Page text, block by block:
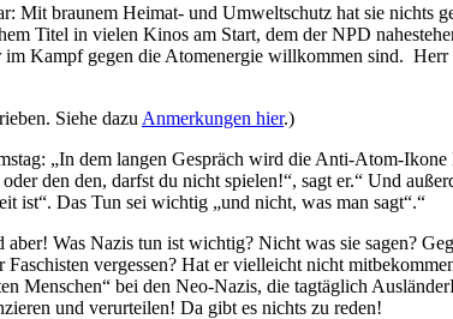
braunem Heimat- und Umweltschutz hat sie nichts
Titel in vielen Kinos am Start, dem der NPD
Kampf gegen die Atomenergie willkommen sind.
Siehe dazu Anmerkungen hier.)
„In dem langen Gespräch wird die Anti-Atom-
den den, darfst du nicht spielen!“, sagt er.“ Und
ist“. Das Tun sei wichtig „und nicht, was man sagt“.“
Was Nazis tun ist wichtig? Nicht was sie sagen?
vergessen? Hat er vielleicht nicht
Menschen“ bei den Neo-Nazis, die tagtäglich
und verurteilen! Da gibt es nichts zu reden!